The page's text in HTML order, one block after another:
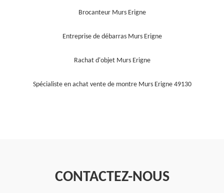
Brocanteur Murs Erigne
Entreprise de débarras Murs Erigne
Rachat d'objet Murs Erigne
Spécialiste en achat vente de montre Murs Erigne 49130
CONTACTEZ-NOUS